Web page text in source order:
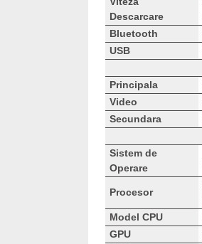
Descarcare
Bluetooth
USB
Principala
Video
Secundara
Sistem de
Operare
Procesor
Model CPU
GPU